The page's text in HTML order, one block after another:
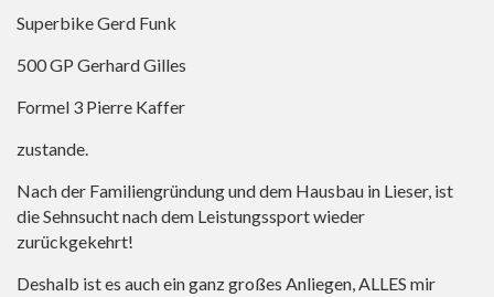
Superbike Gerd Funk
500 GP Gerhard Gilles
Formel 3 Pierre Kaffer
zustande.
Nach der Familiengründung und dem Hausbau in Lieser, ist
die Sehnsucht nach dem Leistungssport wieder
zurückgekehrt!
Deshalb ist es auch ein ganz großes Anliegen, ALLES mir